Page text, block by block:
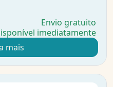
Envio gratuito
imediatamente
mais